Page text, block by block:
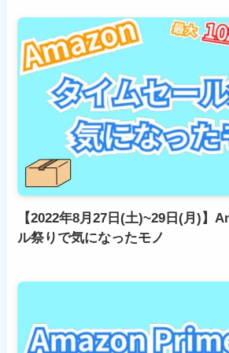
【2022年8月27日(土)~29日(月)】
ル祭りで気になったモノ